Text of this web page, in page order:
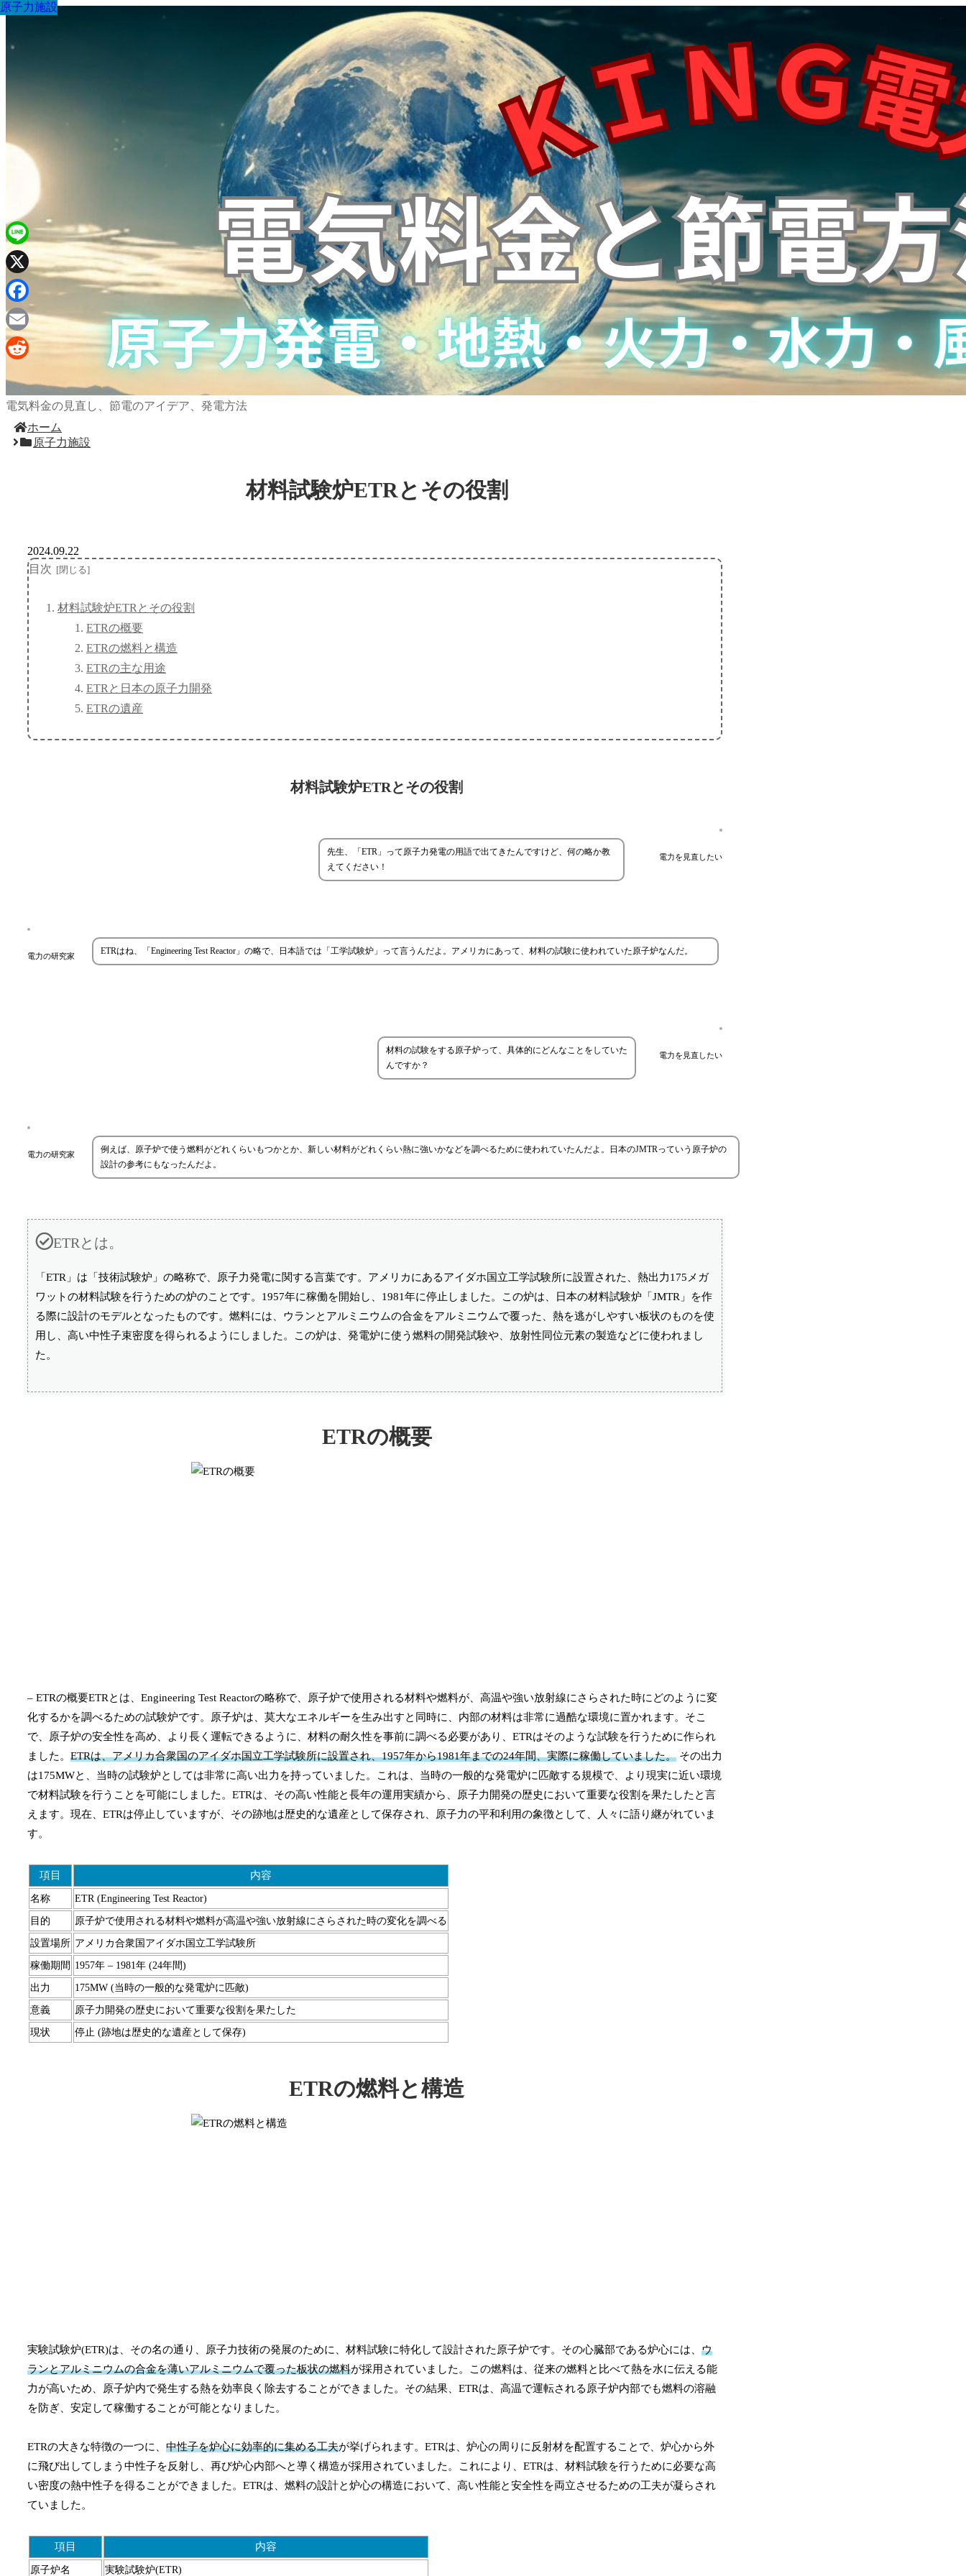
電気料金の見直し、節電のアイデア、発電方法
ホーム
原子力施設
材料試験炉ETRとその役割
原子力施設
2024.09.22
目次
材料試験炉ETRとその役割
ETRの概要
ETRの燃料と構造
ETRの主な用途
ETRと日本の原子力開発
ETRの遺産
材料試験炉ETRとその役割
電力を見直したい
先生、「ETR」って原子力発電の用語で出てきたんですけど、何の略か教
えてください！
電力の研究家 ETRはね、「Engineering Test Reactor」の略で、日本語では「工学試験炉」って言うんだよ。アメリカにあって、材料の試験に使われていた原子炉なんだ。
電力を見直したい
材料の試験をする原子炉って、具体的にどんなことをしていた
んですか？
電力の研究家
例えば、原子炉で使う燃料がどれくらいもつかとか、新しい材料がどれくらい熱に強いかなどを調べるために使われていたんだよ。日本のJMTRっていう原子炉の
設計の参考にもなったんだよ。
ETRとは。
「ETR」は「技術試験炉」の略称で、原子力発電に関する言葉です。アメリカにあるアイダホ国立工学試験所に設置された、熱出力175メガ
ワットの材料試験を行うための炉のことです。1957年に稼働を開始し、1981年に停止しました。この炉は、日本の材料試験炉「JMTR」を作
る際に設計のモデルとなったものです。燃料には、ウランとアルミニウムの合金をアルミニウムで覆った、熱を逃がしやすい板状のものを使
用し、高い中性子束密度を得られるようにしました。この炉は、発電炉に使う燃料の開発試験や、放射性同位元素の製造などに使われまし
た。
ETRの概要
– ETRの概要ETRとは、Engineering Test Reactorの略称で、原子炉で使用される材料や燃料が、高温や強い放射線にさらされた時にどのように変
化するかを調べるための試験炉です。原子炉は、莫大なエネルギーを生み出すと同時に、内部の材料は非常に過酷な環境に置かれます。そこ
で、原子炉の安全性を高め、より長く運転できるように、材料の耐久性を事前に調べる必要があり、ETRはそのような試験を行うために作られ
ました。 ETRは、アメリカ合衆国のアイダホ国立工学試験所に設置され、1957年から1981年までの24年間、実際に稼働していました。 その出力
は175MWと、当時の試験炉としては非常に高い出力を持っていました。これは、当時の一般的な発電炉に匹敵する規模で、より現実に近い環境
で材料試験を行うことを可能にしました。ETRは、その高い性能と長年の運用実績から、原子力開発の歴史において重要な役割を果たしたと言
えます。現在、ETRは停止していますが、その跡地は歴史的な遺産として保存され、原子力の平和利用の象徴として、人々に語り継がれていま
す。
項目 内容
名称 ETR (Engineering Test Reactor)
目的 原子炉で使用される材料や燃料が高温や強い放射線にさらされた時の変化を調べる
設置場所 アメリカ合衆国アイダホ国立工学試験所
稼働期間 1957年 – 1981年 (24年間)
出力 175MW (当時の一般的な発電炉に匹敵)
意義 原子力開発の歴史において重要な役割を果たした
現状 停止 (跡地は歴史的な遺産として保存)
ETRの燃料と構造
実験試験炉(ETR)は、その名の通り、原子力技術の発展のために、材料試験に特化して設計された原子炉です。その心臓部である炉心には、 ウ
ランとアルミニウムの合金を薄いアルミニウムで覆った板状の燃料が採用されていました。この燃料は、従来の燃料と比べて熱を水に伝える能
力が高いため、原子炉内で発生する熱を効率良く除去することができました。その結果、ETRは、高温で運転される原子炉内部でも燃料の溶融
を防ぎ、安定して稼働することが可能となりました。
ETRの大きな特徴の一つに、 中性子を炉心に効率的に集める工夫が挙げられます。ETRは、炉心の周りに反射材を配置することで、炉心から外
に飛び出してしまう中性子を反射し、再び炉心内部へと導く構造が採用されていました。これにより、ETRは、材料試験を行うために必要な高
い密度の熱中性子を得ることができました。ETRは、燃料の設計と炉心の構造において、高い性能と安全性を両立させるための工夫が凝らされ
ていました。
項目 内容
原子炉名 実験試験炉(ETR)
原子力施設
原子力施設
原子力施設
原子力施設
原子力施設
原子力施設
原子力施設
原子力施設
Line
X
Facebook
Email